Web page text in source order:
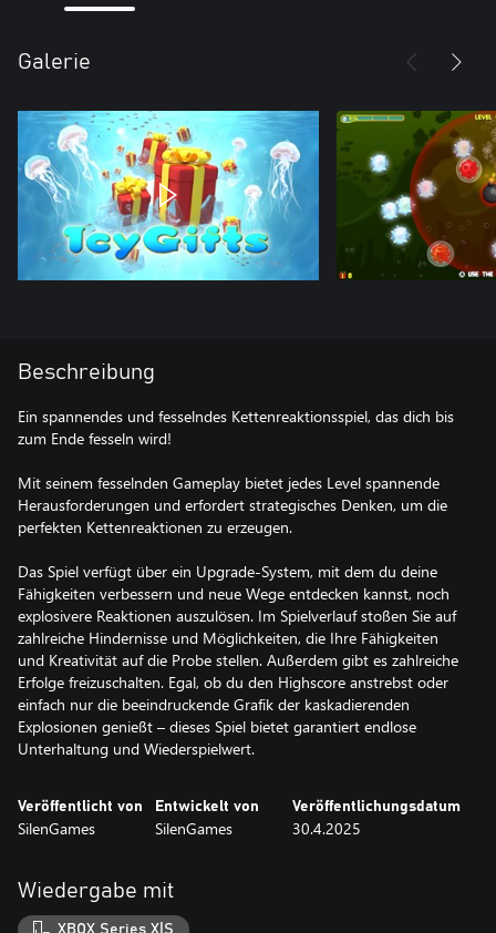
Galerie
Beschreibung
Ein spannendes und fesselndes Kettenreaktionsspiel, das dich bis
zum Ende fesseln wird!
Mit seinem fesselnden Gameplay bietet jedes Level spannende
Herausforderungen und erfordert strategisches Denken, um die
perfekten Kettenreaktionen zu erzeugen.
Das Spiel verfügt über ein Upgrade-System, mit dem du deine
Fähigkeiten verbessern und neue Wege entdecken kannst, noch
explosivere Reaktionen auszulösen. Im Spielverlauf stoßen Sie auf
zahlreiche Hindernisse und Möglichkeiten, die Ihre Fähigkeiten
und Kreativität auf die Probe stellen. Außerdem gibt es zahlreiche
Erfolge freizuschalten. Egal, ob du den Highscore anstrebst oder
einfach nur die beeindruckende Grafik der kaskadierenden
Explosionen genießt – dieses Spiel bietet garantiert endlose
Unterhaltung und Wiederspielwert.
Veröffentlicht von
SilenGames
Entwickelt von
SilenGames
Veröffentlichungsdatum
30.4.2025
Wiedergabe mit
XBOX Series X|S